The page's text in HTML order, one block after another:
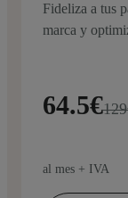
Fideliza a tus
marca y
64.5€
al mes + IVA